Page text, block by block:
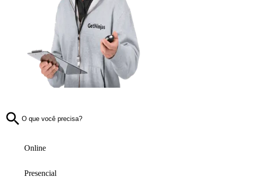
Online
Presencial